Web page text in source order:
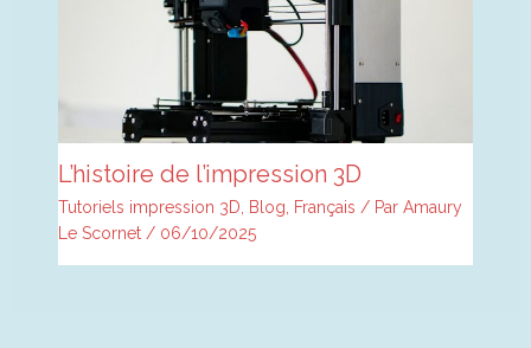
L’histoire de l’impression 3D
Tutoriels impression 3D Blog Français / Par Amaury
Le Scornet / 06/10/2025